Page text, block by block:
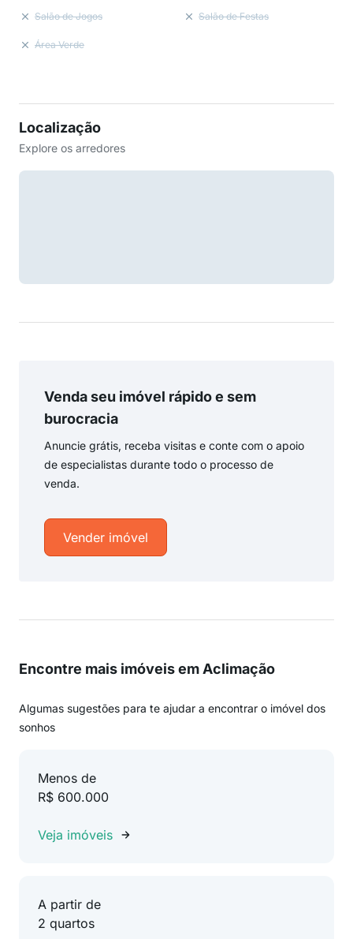
Salão de Jogos Salão de Festas
Área Verde
Localização
Explore os arredores
Venda seu imóvel rápido e sem
burocracia
Anuncie grátis, receba visitas e conte com o apoio
de especialistas durante todo o processo de
venda.
Vender imóvel
Encontre mais imóveis em Aclimação
Algumas sugestões para te ajudar a encontrar o imóvel dos
sonhos
Menos de
R$ 600.000
Veja imóveis
A partir de
2 quartos